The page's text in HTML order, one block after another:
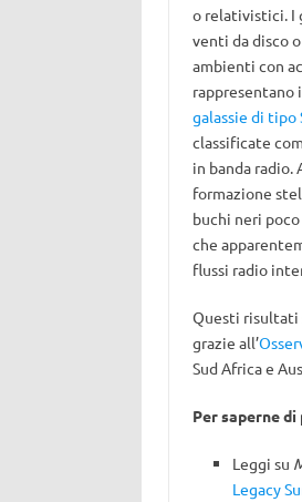
o relativistici. I
venti da disco
ambienti con
rappresentano
galassie di tipo
classificate
in banda radio.
formazione
buchi neri
che
flussi radio
Questi risultati
grazie all’
Sud Africa e
Per saperne di
Leggi su
Legacy